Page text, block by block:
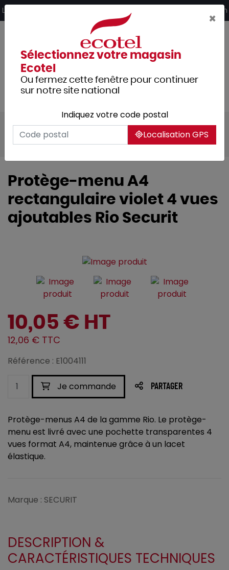
Livraison offerte dès 249€ HT d’achat et retrait 2h en magasin
Tous les produits
Arts de la table
Accessoires de table
Protège-menu A4
rectangulaire violet 4 vues
ajoutables Rio Securit
10,05 € HT
12,06 € TTC
Référence : E1004111
Je commande PARTAGER
Protège-menus A4 de la gamme Rio. Le protège-
menu est livré avec une pochette transparentes 4
vues format A4, maintenue grâce à un lacet
élastique.
Marque : SECURIT
DESCRIPTION &
CARACTÉRISTIQUES TECHNIQUES
×
Sélectionnez votre magasin
Ecotel
Ou fermez cette fenêtre pour continuer
sur notre site national
Indiquez votre code postal
Localisation GPS
Panneau de gestion des cookies